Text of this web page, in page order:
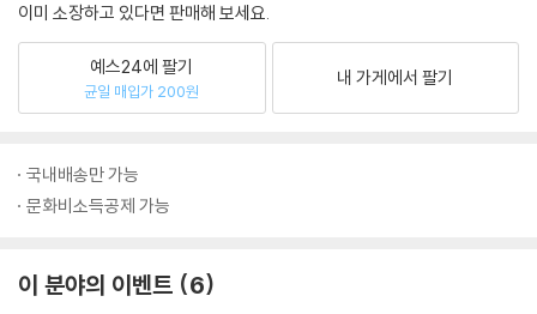
이미 소장하고 있다면 판매해 보세요.
예스24에 팔기
균일 매입가 200원
내 가게에서 팔기
국내배송만 가능
문화비소득공제 가능
이 분야의 이벤트 6